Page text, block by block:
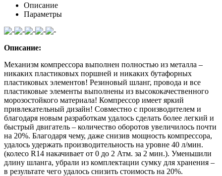
Описание
Параметры
Описание:
Механизм компрессора выполнен полностью из металла –
никаких пластиковых поршней и никаких бутафорных
пластиковых элементов! Резиновый шланг, провода и все
пластиковые элементы выполнены из высококачественного
морозостойкого материала! Компрессор имеет яркий
привлекательный дизайн! Совместно с производителем и
благодаря новым разработкам удалось сделать более легкий и
быстрый двигатель – количество оборотов увеличилось почти
на 20%. Благодаря чему, даже снизив мощность компрессора,
удалось удержать производительность на уровне 40 л/мин.
(колесо R14 накачивает от 0 до 2 Атм. за 2 мин.). Уменьшили
длину шланга, убрали из комплектации сумку для хранения –
в результате чего удалось снизить стоимость на 20%.